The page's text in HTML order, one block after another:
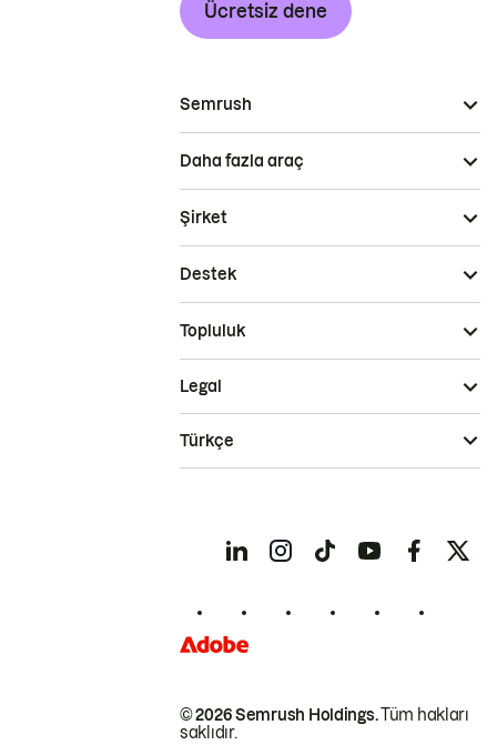
Ücretsiz dene
Semrush
Daha fazla araç
Şirket
Destek
Topluluk
© 2026 Semrush Holdings.Tüm hakları
saklıdır.
Legal
Türkçe